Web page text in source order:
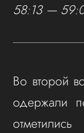
58:13 —
Во второй
одержали